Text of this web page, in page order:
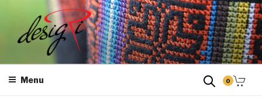
content
DESIGRI
Masintikkimine, tiimiriided, logo riietele tikkimine, kodukoha pusad,
Menu 0